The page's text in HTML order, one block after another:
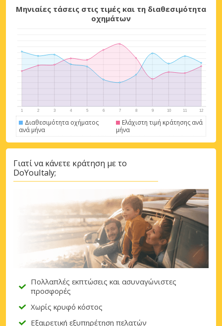
Μηνιαίες τάσεις στις τιμές και τη διαθεσιμότητα
οχημάτων
Διαθεσιμότητα οχήματος
ανά μήνα
Ελάχιστη τιμή κράτησης ανά
μήνα
Γιατί να κάνετε κράτηση με το
DoYouItaly;
Πολλαπλές εκπτώσεις και ασυναγώνιστες
προσφορές
Χωρίς κρυφό κόστος
Εξαιρετική εξυπηρέτηση πελατών
Σύνδεση με eLink